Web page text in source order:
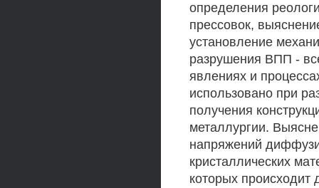
определения
прессовок,
установление
разрушения ВПП -
явлениях и
использовано при
получения
металлургии.
напряжений
кристаллических
которых